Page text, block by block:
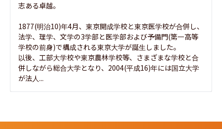
志ある卓越。
1877(明治10)年4月、東京開成学校と東京医学校が合併し、
法学、理学、文学の3学部と医学部および予備門(第一高等
学校の前身)で構成される東京大学が誕生しました。
以後、工部大学校や東京農林学校等、さまざまな学校と合
併しながら総合大学となり、2004(平成16)年には国立大学
が法人...